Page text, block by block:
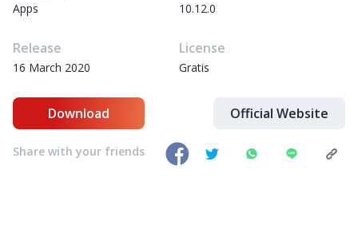
Apps 10.12.0
Release
16 March 2020
License
Gratis
Download Official Website
Share with your friends